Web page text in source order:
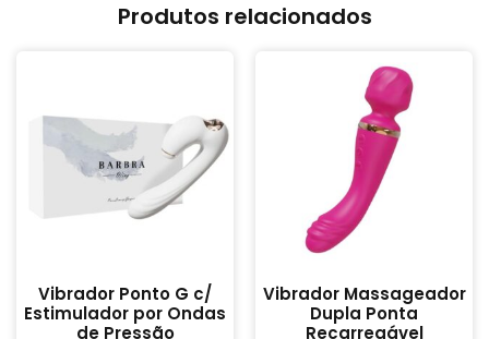
Produtos relacionados
Vibrador Ponto G c/
Estimulador por Ondas
de Pressão
Vibrador Massageador
Dupla Ponta
Recarregável